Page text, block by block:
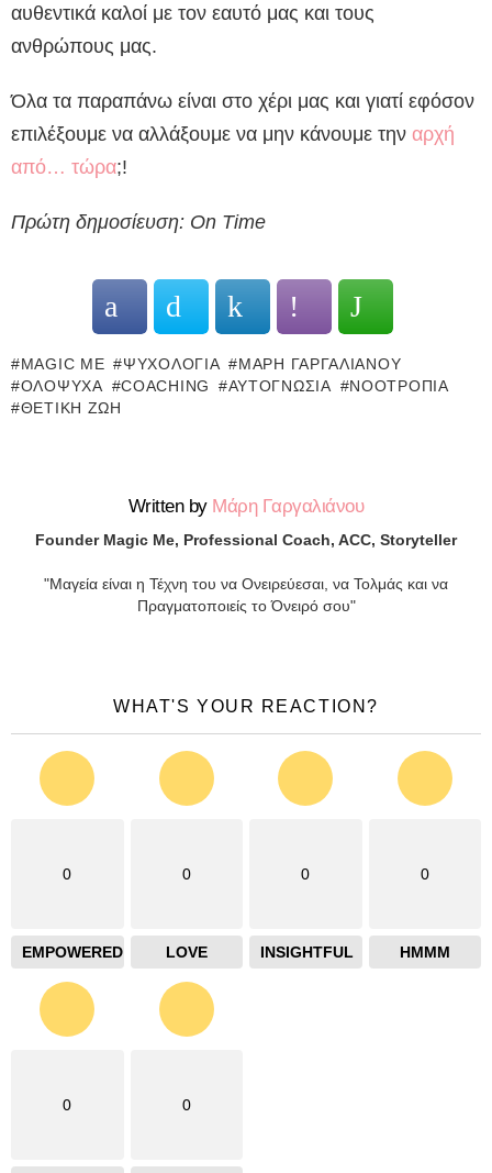
αυθεντικά καλοί με τον εαυτό μας και τους
ανθρώπους μας.
Όλα τα παραπάνω είναι στο χέρι μας και γιατί εφόσον
επιλέξουμε να αλλάξουμε να μην κάνουμε την αρχή
από… τώρα;!
Πρώτη δημοσίευση: On Time
MAGIC ME ΨΥΧΟΛΟΓΊΑ
ΜΆΡΗ ΓΑΡΓΑΛΙΆΝΟΥ
ΟΛΌΨΥΧΑ
COACHING ΑΥΤΟΓΝΩΣΊΑ
ΝΟΟΤΡΟΠΊΑ
ΘΕΤΙΚΉ ΖΩΉ
Written by Μάρη Γαργαλιάνου
Founder Magic Me, Professional Coach, ACC, Storyteller
"Μαγεία είναι η Τέχνη του να Ονειρεύεσαι, να Τολμάς και να
Πραγματοποιείς το Όνειρό σου"
WHAT'S YOUR REACTION?
0
EMPOWERED
0
LOVE
0
INSIGHTFUL
0
HMMM
0 0